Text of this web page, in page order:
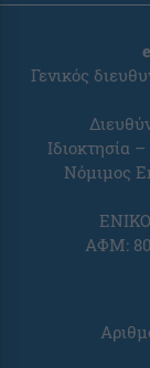
Γενικός
Ιδιοκτησία
Νόμιμος
ΑΦΜ: